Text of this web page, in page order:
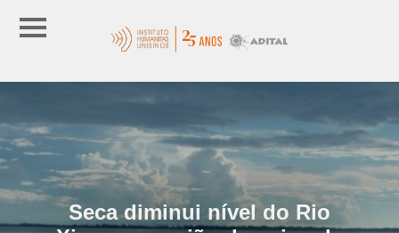
Seca diminui nível do Rio